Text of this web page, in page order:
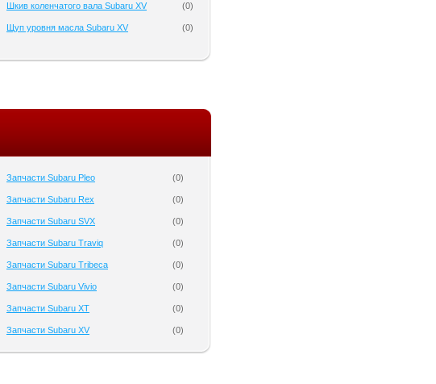
Шкив коленчатого вала Subaru XV (0)
Щуп уровня масла Subaru XV (0)
Запчасти Subaru Pleo (0)
Запчасти Subaru Rex (0)
Запчасти Subaru SVX (0)
Запчасти Subaru Traviq (0)
Запчасти Subaru Tribeca (0)
Запчасти Subaru Vivio (0)
Запчасти Subaru XT (0)
Запчасти Subaru XV (0)